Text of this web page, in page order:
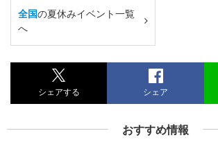
全国の夏休みイベント一覧
へ
シェアする シェア
おすすめ情報